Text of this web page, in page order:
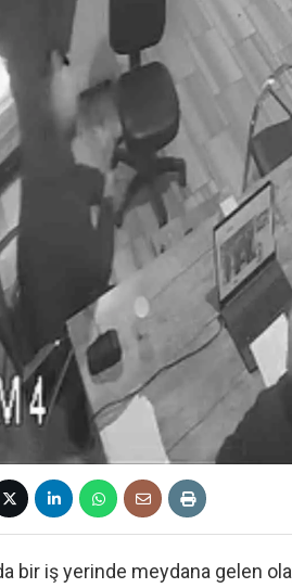
bir iş yerinde meydana gelen